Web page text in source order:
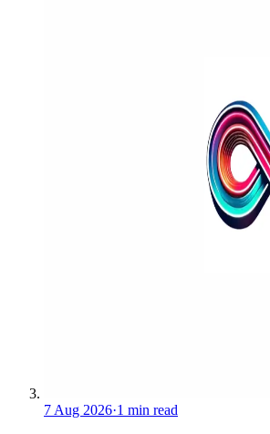
7 Aug 2026·1 min read